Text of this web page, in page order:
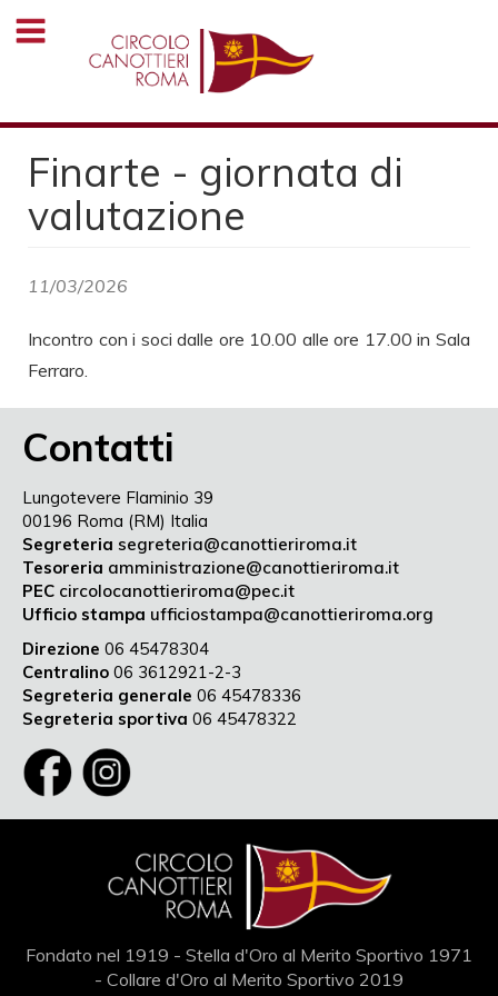
Salta
Finarte - giornata di
valutazione
11/03/2026
Incontro con i soci dalle ore 10.00 alle ore 17.00 in Sala
Ferraro.
Contatti
Lungotevere Flaminio 39
00196 Roma (RM) Italia
Segreteria segreteria@canottieriroma.it
Tesoreria amministrazione@canottieriroma.it
PEC circolocanottieriroma@pec.it
Ufficio stampa ufficiostampa@canottieriroma.org
Direzione 06 45478304
Centralino 06 3612921-2-3
Segreteria generale 06 45478336
Segreteria sportiva 06 45478322
Fondato nel 1919 - Stella d'Oro al Merito Sportivo 1971
- Collare d'Oro al Merito Sportivo 2019